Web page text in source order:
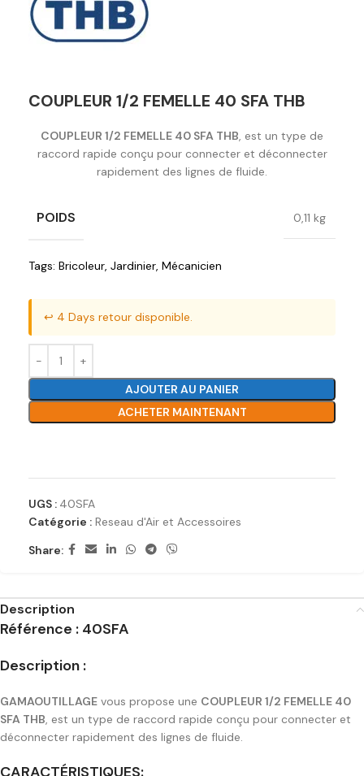
COUPLEUR 1/2 FEMELLE 40 SFA THB
COUPLEUR 1/2 FEMELLE 40 SFA THB, est un type de
raccord rapide conçu pour connecter et déconnecter
rapidement des lignes de fluide.
POIDS 0,11 kg
Tags: Bricoleur, Jardinier, Mécanicien
↩️ 4 Days retour disponible.
AJOUTER AU PANIER
ACHETER MAINTENANT
UGS : 40SFA
Catégorie : Reseau d'Air et Accessoires
Share:
Description
Référence : 40SFA
Description :
GAMAOUTILLAGE vous propose une COUPLEUR 1/2 FEMELLE 40
SFA THB, est un type de raccord rapide conçu pour connecter et
déconnecter rapidement des lignes de fluide.